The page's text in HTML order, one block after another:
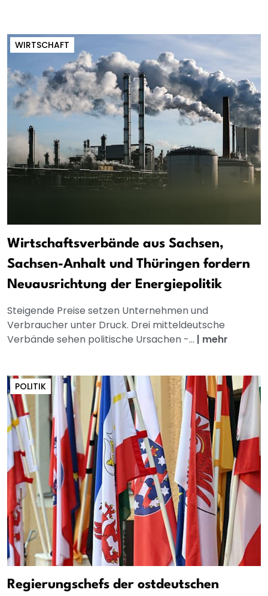
WIRTSCHAFT
Wirtschaftsverbände aus Sachsen,
Sachsen-Anhalt und Thüringen fordern
Neuausrichtung der Energiepolitik
Steigende Preise setzen Unternehmen und
Verbraucher unter Druck. Drei mitteldeutsche
Verbände sehen politische Ursachen -... | mehr
POLITIK
Regierungschefs der ostdeutschen